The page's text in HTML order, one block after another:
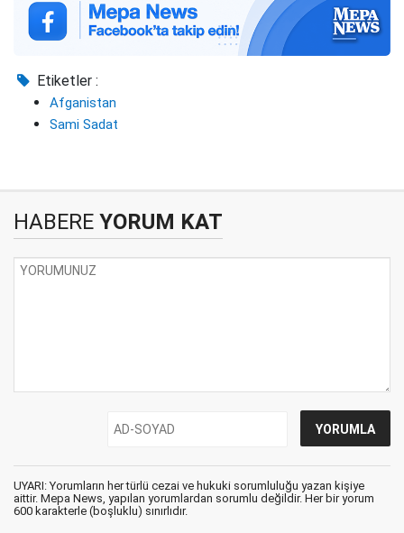
Etiketler :
Afganistan
Sami Sadat
HABERE YORUM KAT
UYARI: Yorumların her türlü cezai ve hukuki sorumluluğu yazan kişiye
aittir. Mepa News, yapılan yorumlardan sorumlu değildir. Her bir yorum
600 karakterle (boşluklu) sınırlıdır.